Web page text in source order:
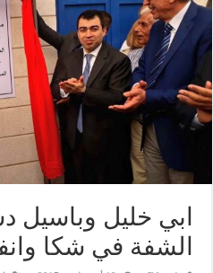
ابي خليل وباسيل
الشفة في شكا